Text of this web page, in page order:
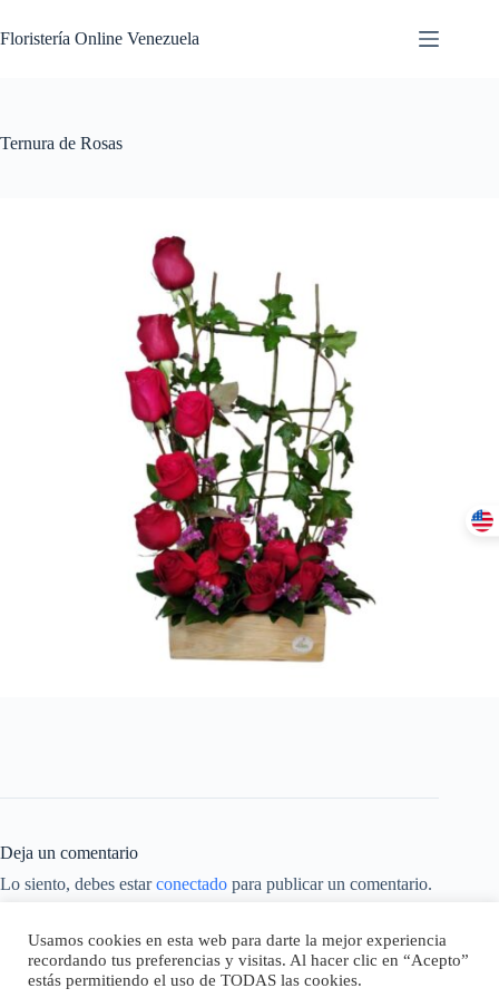
Floristería Online Venezuela
Ternura de Rosas
Deja un comentario
Lo siento, debes estarconectado para publicar un comentario.
Este sitio usa Akismet para reducir el spam.Aprende cómo se
procesan los datos de tus comentarios.
Usamos cookies en esta web para darte la mejor experiencia
recordando tus preferencias y visitas. Al hacer clic en “Acepto”
estás permitiendo el uso de TODAS las cookies.